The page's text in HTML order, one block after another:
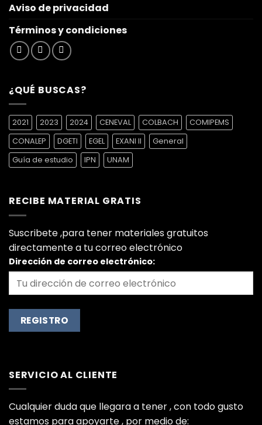
Aviso de privacidad
Términos y condiciones
¿QUÉ BUSCAS?
2021 2023 2024 CENEVAL COLBACH
COMIPEMS
CONALEP
DGETI EGEL EXANI II
General
Guía de estudio
IPN UNAM
RECIBE MATERIAL GRATIS
Suscribete ,para tener materiales gratuitos
directamente a tu correo electrónico
Dirección de correo electrónico:
SERVICIO AL CLIENTE
Cualquier duda que llegara a tener , con todo gusto
estamos para apoyarte , por medio de: